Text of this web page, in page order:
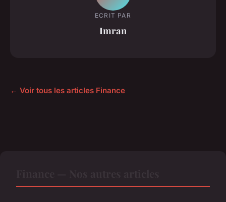
ECRIT PAR
Imran
← Voir tous les articles Finance